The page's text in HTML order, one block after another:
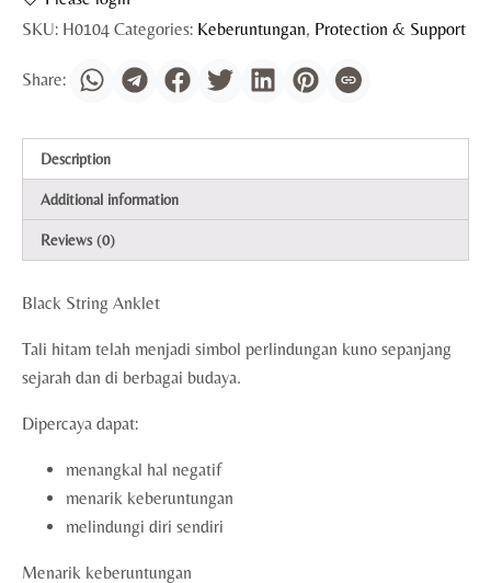
SKU: H0104 Categories: Keberuntungan, Protection & Support
Description
Additional information
Reviews (0)
Black String Anklet
Tali hitam telah menjadi simbol perlindungan kuno sepanjang
sejarah dan di berbagai budaya.
Dipercaya dapat:
menangkal hal negatif
menarik keberuntungan
melindungi diri sendiri
Menarik keberuntungan